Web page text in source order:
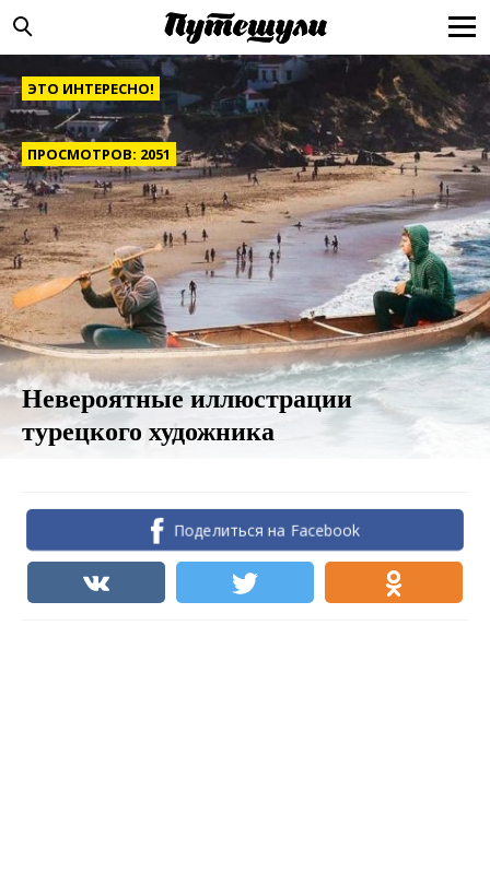
ЭТО ИНТЕРЕСНО!
ПРОСМОТРОВ: 2051
Невероятные иллюстрации
турецкого художника
Поделиться на Facebook